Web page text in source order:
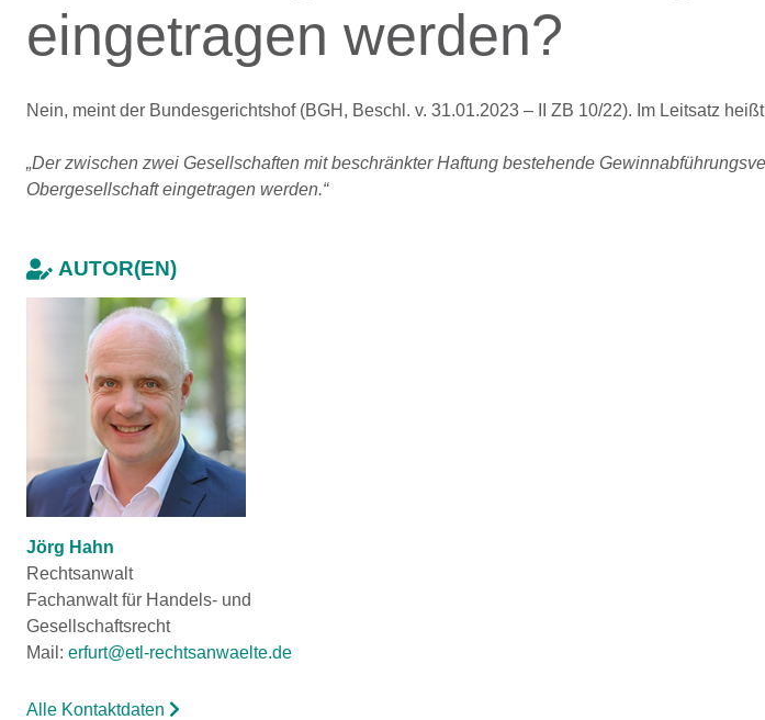
eingetragen werden?
Nein, meint der Bundesgerichtshof (BGH, Beschl. v. 31.01.2023 – II ZB 10/22). Im Leitsatz
„Der zwischen zwei Gesellschaften mit beschränkter Haftung bestehende
Obergesellschaft eingetragen werden.“
AUTOR(EN)
Jörg Hahn
Rechtsanwalt
Fachanwalt für Handels- und
Gesellschaftsrecht
Mail: erfurt@etl-rechtsanwaelte.de
Alle Kontaktdaten